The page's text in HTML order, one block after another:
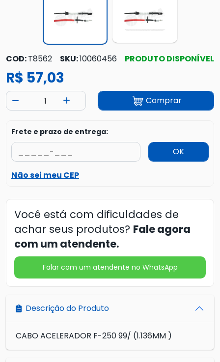
COD:T8562 SKU:10060456 PRODUTO DISPONÍVEL
R$ 57,03
Comprar
Frete e prazo de entrega:
OK
Não sei meu CEP
Você está com dificuldades de
achar seus produtos? Fale agora
com um atendente.
Falar com um atendente no WhatsApp
Descrição do Produto
CABO ACELERADOR F-250 99/ (1.136MM )